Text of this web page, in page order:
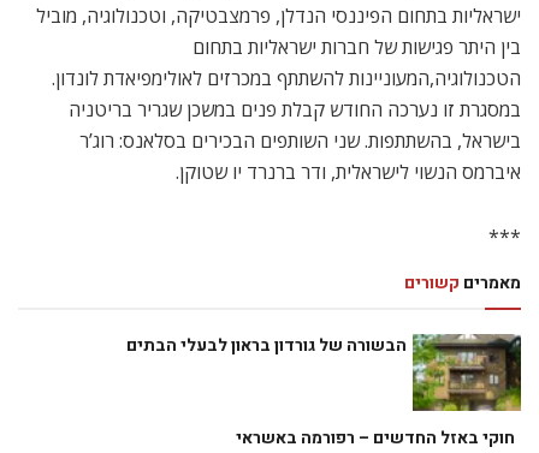
ישראליות בתחום הפיננסי הנדלן, פרמצבטיקה, וטכנולוגיה, מוביל
בין היתר פגישות של חברות ישראליות בתחום
הטכנולוגיה,המעוניינות להשתתף במכרזים לאולימפיאדת לונדון.
במסגרת זו נערכה החודש קבלת פנים במשכן שגריר בריטניה
בישראל, בהשתתפות. שני השותפים הבכירים בסלאנס: רוג’ר
איברמס הנשוי לישראלית, ודר ברנרד יו שטוקן.
***
מאמרים קשורים
הבשורה של גורדון בראון לבעלי הבתים
חוקי באזל החדשים – רפורמה באשראי